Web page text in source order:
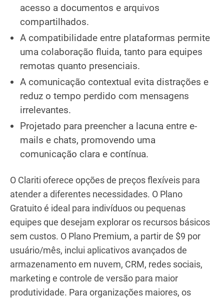
acesso a documentos e arquivos
compartilhados.
A compatibilidade entre plataformas permite
uma colaboração fluida, tanto para equipes
remotas quanto presenciais.
A comunicação contextual evita distrações e
reduz o tempo perdido com mensagens
irrelevantes.
Projetado para preencher a lacuna entre e-
mails e chats, promovendo uma
comunicação clara e contínua.
O Clariti oferece opções de preços flexíveis para
atender a diferentes necessidades. O Plano
Gratuito é ideal para indivíduos ou pequenas
equipes que desejam explorar os recursos básicos
sem custos. O Plano Premium, a partir de $9 por
usuário/mês, inclui aplicativos avançados de
armazenamento em nuvem, CRM, redes sociais,
marketing e controle de versão para maior
produtividade. Para organizações maiores, os